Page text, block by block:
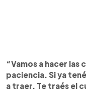
“Vamos a hacer las
paciencia. Si ya
a traer. Te traés el